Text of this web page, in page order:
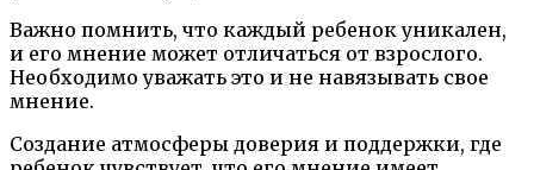
Важно помнить, что каждый ребенок уникален,
и его мнение может отличаться от взрослого.
Необходимо уважать это и не навязывать свое
мнение.
Создание атмосферы доверия и поддержки, где